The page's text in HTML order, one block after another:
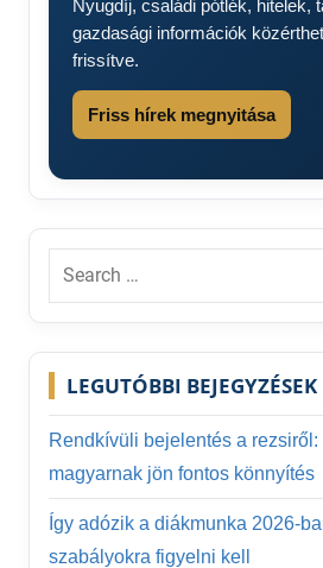
Nyugdíj, családi pótlék, hitelek,
gazdasági információk
frissítve.
Friss hírek megnyitása
Search
for:
LEGUTÓBBI BEJEGYZÉSEK
Rendkívüli bejelentés a
magyarnak jön fontos könnyítés
Így adózik a diákmunka 2026-
szabályokra figyelni kell